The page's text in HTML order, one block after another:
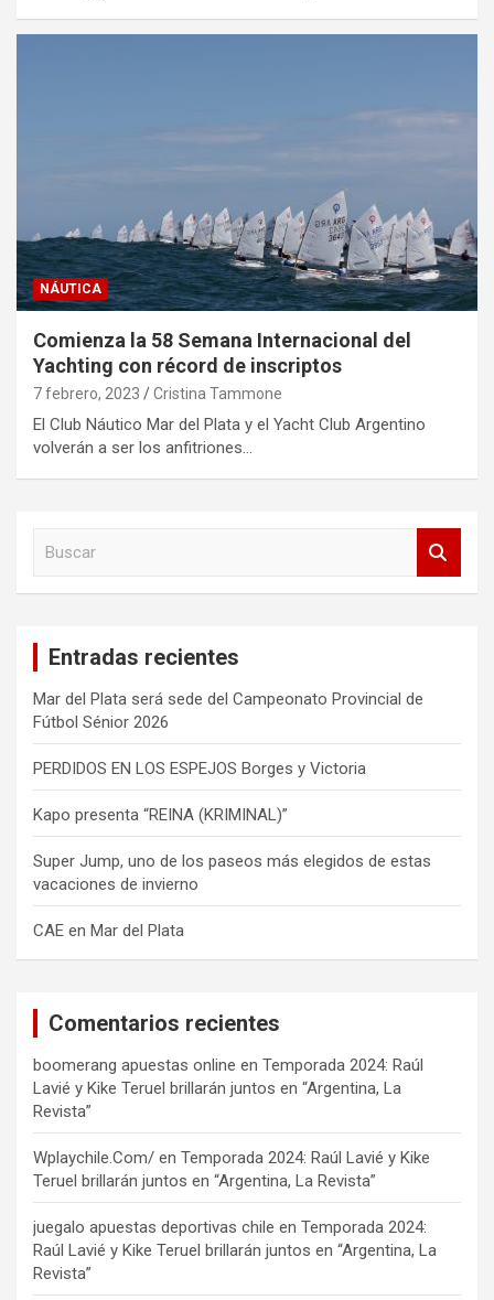
NÁUTICA
Comienza la 58 Semana Internacional del
Yachting con récord de inscriptos
7 febrero, 2023 Cristina Tammone
El Club Náutico Mar del Plata y el Yacht Club Argentino
volverán a ser los anfitriones…
Entradas recientes
Mar del Plata será sede del Campeonato Provincial de
Fútbol Sénior 2026
PERDIDOS EN LOS ESPEJOS Borges y Victoria
Kapo presenta “REINA (KRIMINAL)”
Super Jump, uno de los paseos más elegidos de estas
vacaciones de invierno
CAE en Mar del Plata
Comentarios recientes
boomerang apuestas online en Temporada 2024: Raúl
Lavié y Kike Teruel brillarán juntos en “Argentina, La
Revista”
Wplaychile.Com/ en Temporada 2024: Raúl Lavié y Kike
Teruel brillarán juntos en “Argentina, La Revista”
juegalo apuestas deportivas chile en Temporada 2024:
Raúl Lavié y Kike Teruel brillarán juntos en “Argentina, La
Revista”